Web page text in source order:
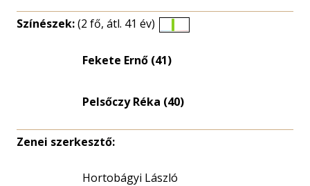
Színészek:(2 fő, átl. 41 év)
Fekete Ernő (41)
Pelsőczy Réka (40)
Zenei szerkesztő:
Hortobágyi László